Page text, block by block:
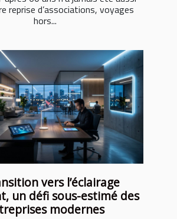
reprise d’associations, voyages
hors...
vers l’éclairage
un défi sous-estimé des
modernes